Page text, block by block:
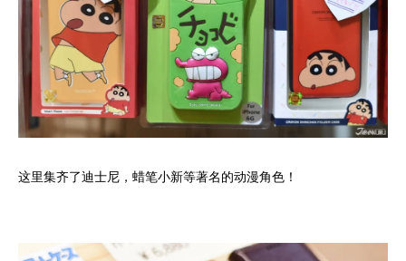
这里集齐了迪士尼，蜡笔小新等著名的动漫角色！